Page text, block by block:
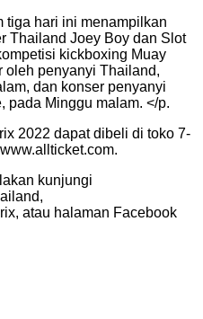
tiga hari ini menampilkan
Thailand Joey Boy dan Slot
kickboxing Muay
oleh penyanyi Thailand,
dan konser penyanyi
pada Minggu malam. </p.
2022 dapat dibeli di toko 7-
kunjungi
atau halaman Facebook